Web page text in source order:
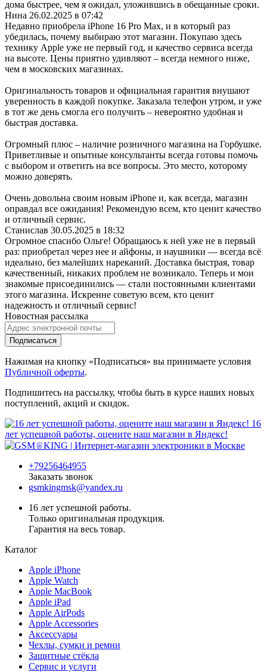
дома быстрее, чем я ожидал, уложившись в обещанные сроки.
Нина 26.02.2025 в 07:42
Недавно приобрела iPhone 16 Pro Max, и в который раз
убедилась, почему выбираю этот магазин. Покупаю здесь
технику Apple уже не первый год, и качество сервиса всегда
на высоте. Цены приятно удивляют – всегда немного ниже,
чем в московских магазинах.
Оригинальность товаров и официальная гарантия внушают
уверенность в каждой покупке. Заказала телефон утром, и уже
в тот же день смогла его получить – невероятно удобная и
быстрая доставка.
Огромный плюс – наличие розничного магазина на Горбушке.
Приветливые и опытные консультанты всегда готовы помочь
с выбором и ответить на все вопросы. Это место, которому
можно доверять.
Очень довольна своим новым iPhone и, как всегда, магазин
оправдал все ожидания! Рекомендую всем, кто ценит качество
и отличный сервис.
Станислав 30.05.2025 в 18:32
Огромное спасибо Ольге! Обращаюсь к ней уже не в первый
раз: приобретал через нее и айфоны, и наушники — всегда всё
идеально, без малейших нареканий. Доставка быстрая, товар
качественный, никаких проблем не возникало. Теперь и мои
знакомые присоединились — стали постоянными клиентами
этого магазина. Искренне советую всем, кто ценит
надежность и отличный сервис!
Новостная рассылка
Подписаться
Нажимая на кнопку «Подписаться» вы принимаете условия
Публичной оферты.
Подпишитесь на рассылку, чтобы быть в курсе наших новых
поступлений, акций и скидок.
16
лет успешной работы, оцените наш магазин в Яндекс!
+79256464955
Заказать звонок
gsmkingmsk@yandex.ru
16 лет успешной работы.
Только оригинальная продукция.
Гарантия на весь товар.
Каталог
Apple iPhone
Apple Watch
Apple MacBook
Apple iPad
Apple AirPods
Apple Accessories
Аксессуары
Чехлы, сумки и ремни
Защитные стёкла
Сервис и услуги